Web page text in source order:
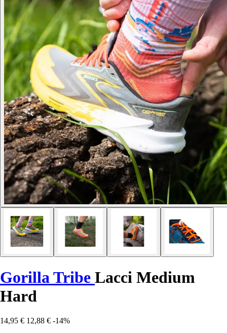
Gorilla Tribe Lacci Medium
Hard
14,95 € 12,88 € -14%